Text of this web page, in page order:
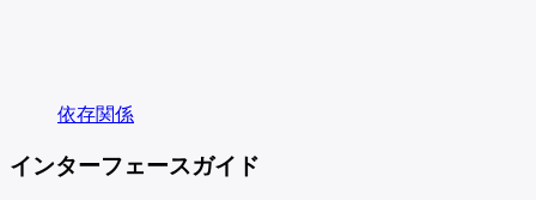
依存関係
インターフェースガイド